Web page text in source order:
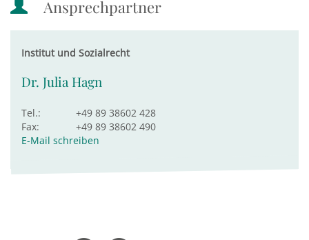
Ansprechpartner
Institut und Sozialrecht
Dr. Julia Hagn
Tel.:
+49 89 38602 428
Fax:
+49 89 38602 490
E-Mail schreiben